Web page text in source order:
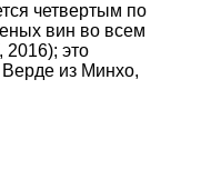
четвертым по
вин во всем
2016); это
Верде из Минхо,